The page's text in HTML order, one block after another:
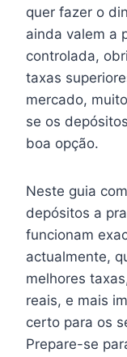
quer fazer o
ainda valem a
controlada,
taxas
mercado,
se os
boa opção.
Neste guia
depósitos a
funcionam
actualmente,
melhores
reais, e mais
certo para os
Prepare-se